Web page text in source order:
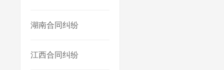
湖南合同纠纷
江西合同纠纷